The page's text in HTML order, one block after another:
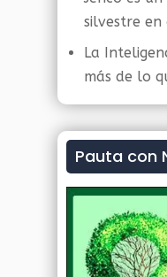
silvestre en
La
más de lo
Pauta con